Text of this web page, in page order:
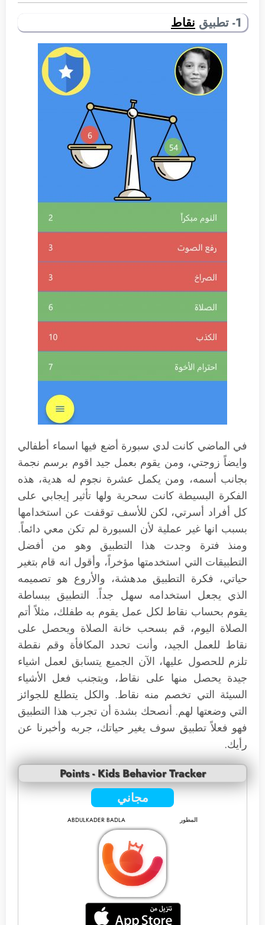
1- تطبيق نقاط
في الماضي كانت لدي سبورة أضع فيها اسماء أطفالي
وايضاً زوجتي، ومن يقوم بعمل جيد اقوم برسم نجمة
بجانب أسمه، ومن يكمل عشرة نجوم له هدية، هذه
الفكرة البسيطة كانت سحرية ولها تأثير إيجابي على
كل أفراد أسرتي، لكن للأسف توقفت عن استخدامها
بسبب انها غير عملية لأن السبورة لم تكن معي دائماً.
ومنذ فترة وجدت هذا التطبيق وهو من أفضل
التطبيقات التي استخدمتها مؤخراً، وأقول انه قام بتغير
حياتي، فكرة التطبيق مدهشة، والأروع هو تصميمه
الذي يجعل استخدامه سهل جداً. التطبيق ببساطة
يقوم بحساب نقاط لكل عمل يقوم به طفلك، مثلاً أتم
الصلاة اليوم، قم بسحب خانة الصلاة ويحصل على
نقاط للعمل الجيد، وأنت تحدد المكافأة وقم نقطة
تلزم للحصول عليها، الآن الجميع يتسابق لعمل اشياء
جيدة يحصل منها على نقاط، ويتجنب فعل الأشياء
السيئة التي تخصم منه نقاط. والكل يتطلع للجوائز
التي وضعتها لهم. أنصحك بشدة أن تجرب هذا التطبيق
فهو فعلاً تطبيق سوف يغير حياتك، جربه وأخبرنا عن
رأيك.
Points - Kids Behavior Tracker
مجاني
المطور ABDULKADER BADLA